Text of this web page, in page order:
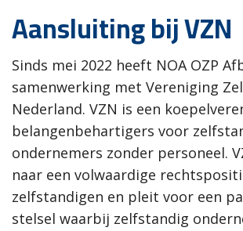
Aansluiting bij VZN
Sinds mei 2022 heeft NOA OZP
samenwerking met Vereniging
Nederland. VZN is een
belangenbehartigers voor
ondernemers zonder personeel.
naar een volwaardige
zelfstandigen en pleit voor een
stelsel waarbij zelfstandig